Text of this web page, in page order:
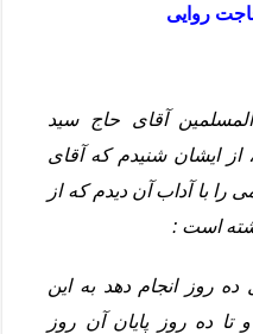
روایی
آقای حاج سید
، از ایشان شنیدم که آقای
با آداب آن دیدم که از
است :
روز انجام دهد به این
ده روز پایان آن روز